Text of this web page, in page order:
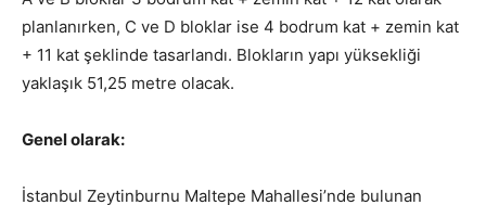
planlanırken, C ve D bloklar ise 4 bodrum kat + zemin kat
+ 11 kat şeklinde tasarlandı. Blokların yapı yüksekliği
yaklaşık 51,25 metre olacak.
Genel olarak:
İstanbul Zeytinburnu Maltepe Mahallesi’nde bulunan